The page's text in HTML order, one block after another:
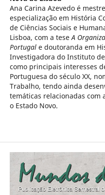
Ana Carina Azevedo é
especialização em História
de Ciências Sociais e
Lisboa, com a teseA
Portugal e doutoranda em
Investigadora do Instituto
como principais interesses
Portuguesa do século XX,
Trabalho, tendo ainda
temáticas relacionadas com
o Estado Novo.